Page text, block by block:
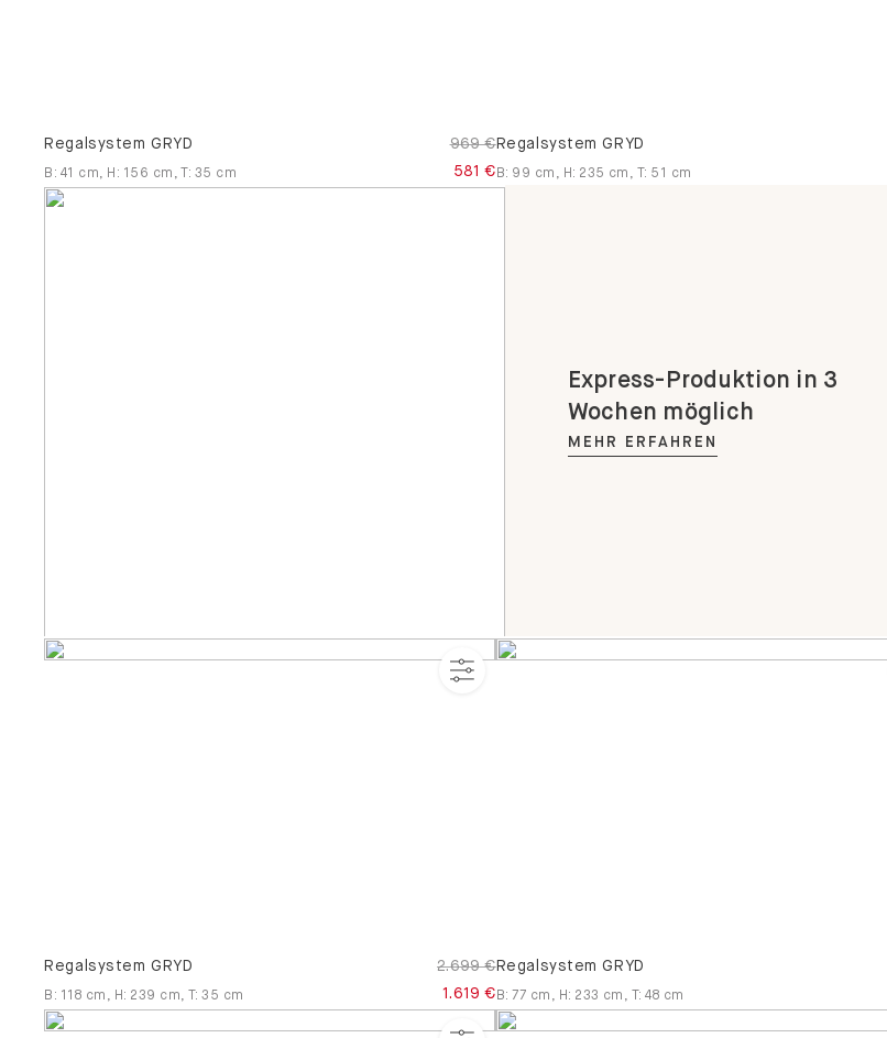
Regalsystem GRYD
969 €
581 €
B : 41 cm H : 156 cm ,T: 35 cm
Regalsystem GRYD
B: 99 cm H: 235 cm T: 51 cm
Express-Produktion in 3
Wochen möglich
MEHR ERFAHREN
Regalsystem GRYD
2.699 €
1.619 €
B : 118 cm , H : 239 cm, T:35 cm
Regalsystem GRYD
B:77 cm , H : 233 cm , T:48 cm